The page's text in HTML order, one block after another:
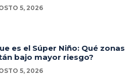
5, 2026
es el Súper Niño: Qué zonas
bajo mayor riesgo?
5, 2026